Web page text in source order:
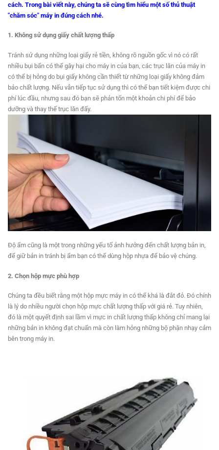
cách. Trong bài viết này, chúng ta sẽ cùng tìm hiểu một số thủ thuật
"chăm sóc" máy in đúng cách nhé.
1. Không sử dụng giấy chất lượng thấp
Tránh sử dụng những loại giấy rẻ tiền, không rõ nguồn gốc vì nó có rất
nhiều bụi bẩn có thể gây hại cho máy in của bạn, các trục lăn của máy in
có thể bị hỏng do bụi giấy không cần thiết từ những loại giấy không đảm
bảo chất lượng. Nếu vẫn tiếp tục sử dụng thì có thể bạn tiết kiệm được chi
phí lúc đầu, nhưng sau đó bạn sẽ phản tốn một khoản chi phí để bảo
dưỡng và thay thế trục lăn đấy.
Độ ẩm cũng là một trong những yếu tố ảnh hưởng đến chất lượng bản in,
để giữ bản in tránh bị ẩm bạn có thể dùng hộp nhựa để bảo vệ chúng.
2. Chọn hộp mực phù hợp
Chúng ta đều biết rằng một hộp mực máy in có thể khá là đắt đỏ. Đó chính
là lý do nhiều người chọn hộp mực chất lượng thấp với giá rẻ. Tuy nhiên,
đó là một quyết định sai lầm vì mực in chất lượng thấp không chỉ mang lại
những bản in không đạt chuẩn mà còn làm hỏng những bộ phận nhạy cảm
bên trong máy in.